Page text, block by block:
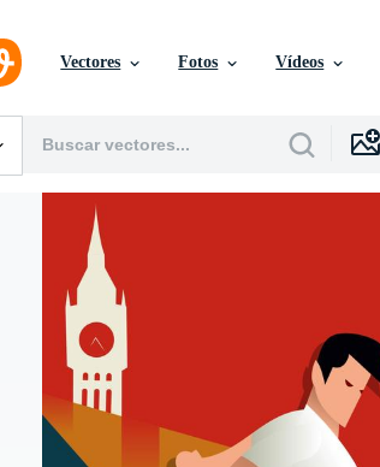
Vectores Fotos Vídeos